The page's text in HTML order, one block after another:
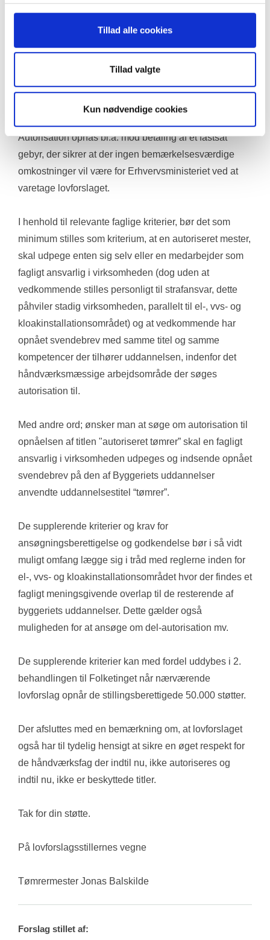
Tillad alle cookies
Tillad valgte
Kun nødvendige cookies
inddrages efter vurdering af den tildelende og
Den tildelende og sanktionerende myndighed hører
under Erhvervsministeriets resort og den nærmere
fastlæggelse heraf ligger uden for nærværende
lovforslag at forholde sig til yderligere.
Autorisation opnås bl.a. mod betaling af et fastsat
gebyr, der sikrer at der ingen bemærkelsesværdige
omkostninger vil være for Erhvervsministeriet ved at
varetage lovforslaget.
I henhold til relevante faglige kriterier, bør det som
minimum stilles som kriterium, at en autoriseret mester,
skal udpege enten sig selv eller en medarbejder som
fagligt ansvarlig i virksomheden (dog uden at
vedkommende stilles personligt til strafansvar, dette
påhviler stadig virksomheden, parallelt til el-, vvs- og
kloakinstallationsområdet) og at vedkommende har
opnået svendebrev med samme titel og samme
kompetencer der tilhører uddannelsen, indenfor det
håndværksmæssige arbejdsområde der søges
autorisation til.
Med andre ord; ønsker man at søge om autorisation til
opnåelsen af titlen "autoriseret tømrer” skal en fagligt
ansvarlig i virksomheden udpeges og indsende opnået
svendebrev på den af Byggeriets uddannelser
anvendte uddannelsestitel “tømrer”.
De supplerende kriterier og krav for
ansøgningsberettigelse og godkendelse bør i så vidt
muligt omfang lægge sig i tråd med reglerne inden for
el-, vvs- og kloakinstallationsområdet hvor der findes et
fagligt meningsgivende overlap til de resterende af
byggeriets uddannelser. Dette gælder også
muligheden for at ansøge om del-autorisation mv.
De supplerende kriterier kan med fordel uddybes i 2.
behandlingen til Folketinget når nærværende
lovforslag opnår de stillingsberettigede 50.000 støtter.
Der afsluttes med en bemærkning om, at lovforslaget
også har til tydelig hensigt at sikre en øget respekt for
de håndværksfag der indtil nu, ikke autoriseres og
indtil nu, ikke er beskyttede titler.
Tak for din støtte.
På lovforslagsstillernes vegne
Tømrermester Jonas Balskilde
Forslag stillet af: